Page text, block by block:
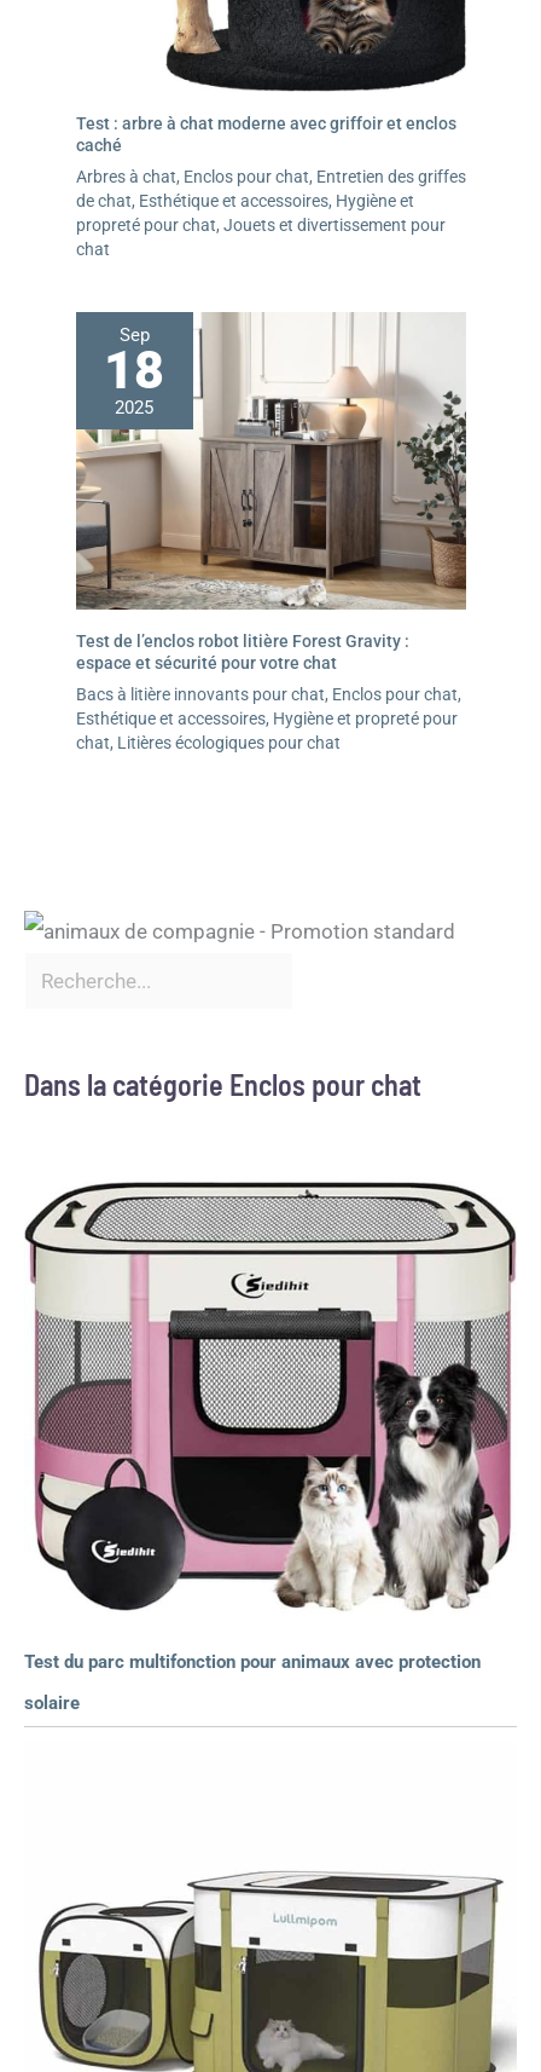
Test : arbre à chat moderne avec griffoir et enclos
caché
Arbres à chat, Enclos pour chat, Entretien des griffes
de chat, Esthétique et accessoires, Hygiène et
propreté pour chat, Jouets et divertissement pour
chat
Sep
18
2025
Test de l’enclos robot litière Forest Gravity :
espace et sécurité pour votre chat
Bacs à litière innovants pour chat, Enclos pour chat,
Esthétique et accessoires, Hygiène et propreté pour
chat, Litières écologiques pour chat
Dans la catégorie Enclos pour chat
Test du parc multifonction pour animaux avec protection
solaire